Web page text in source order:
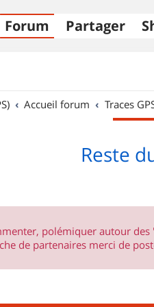
Forum Partager
Accueil forum Traces
Reste
polémiquer autour
de partenaires merci de